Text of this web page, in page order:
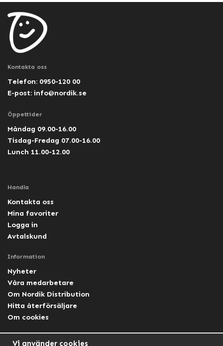
Kontakta oss
Telefon: 0950-120 00
E-post: info@nordik.se
Öppettider
Måndag 09.00-16.00
Tisdag-Fredag 07.00-16.00
Lunch 11.00-12.00
Handla
Kontakta oss
Mina favoriter
Logga in
Avtalskund
Information
Nyheter
Våra medarbetare
Om Nordik Distribution
Hitta återförsäljare
Om cookies
Vi använder cookies